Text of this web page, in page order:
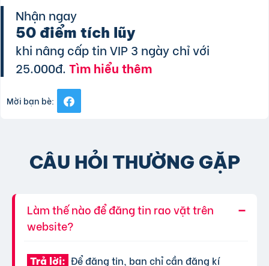
Nhận ngay
50 điểm tích lũy
khi nâng cấp tin VIP 3 ngày chỉ với
25.000đ.Tìm hiểu thêm
Mời bạn bè:
CÂU HỎI THƯỜNG GẶP
Làm thế nào để đăng tin rao vặt trên
website?
Trả lời: Để đăng tin, bạn chỉ cần đăng kí